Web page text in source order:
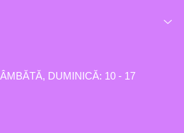
DUMINICĂ: 10 - 17